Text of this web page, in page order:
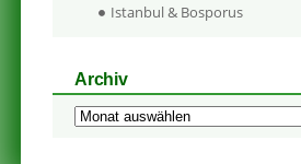
Istanbul & Bosporus
Archiv
Archiv